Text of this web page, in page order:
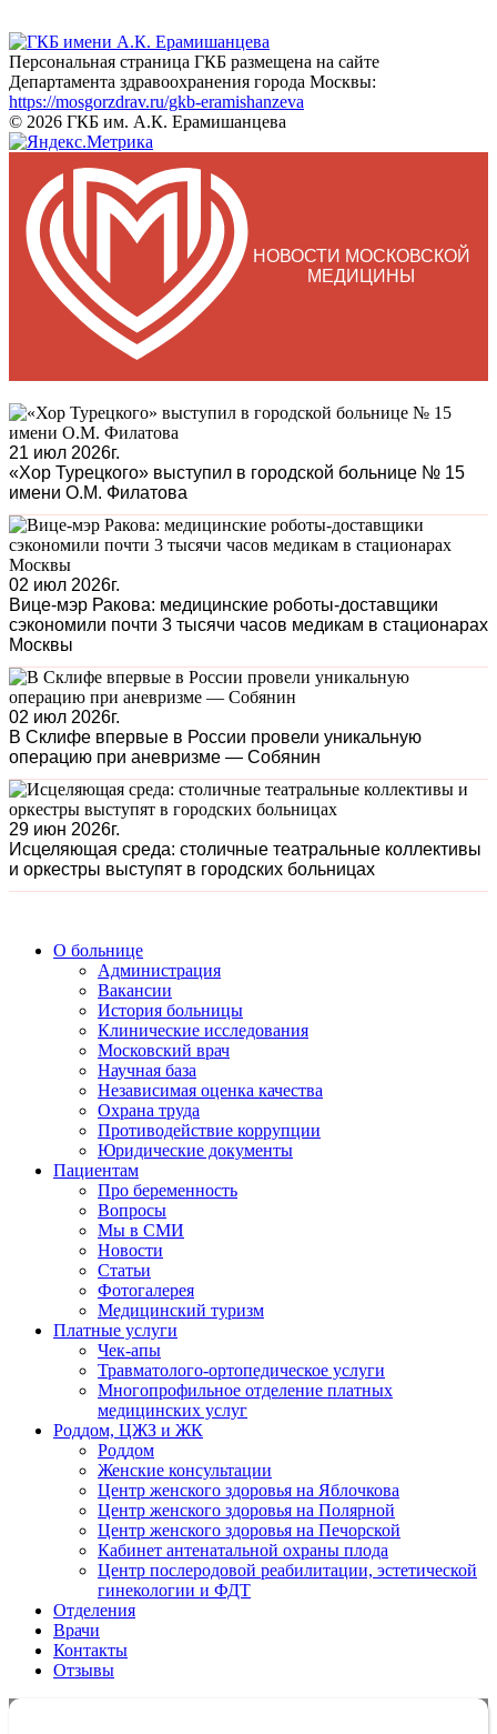
Персональная страница ГКБ размещена на сайте
Департамента здравоохранения города Москвы:
https://mosgorzdrav.ru/gkb-eramishanzeva
© 2026 ГКБ им. А.К. Ерамишанцева
НОВОСТИ МОСКОВСКОЙ
МЕДИЦИНЫ
21 июл 2026г.
«Хор Турецкого» выступил в городской больнице № 15
имени О.М. Филатова
02 июл 2026г.
Вице-мэр Ракова: медицинские роботы-доставщики
сэкономили почти 3 тысячи часов медикам в стационарах
Москвы
02 июл 2026г.
В Склифе впервые в России провели уникальную
операцию при аневризме — Собянин
29 июн 2026г.
Исцеляющая среда: столичные театральные коллективы
и оркестры выступят в городских больницах
О больнице
Администрация
Вакансии
История больницы
Клинические исследования
Московский врач
Научная база
Независимая оценка качества
Охрана труда
Противодействие коррупции
Юридические документы
Пациентам
Про беременность
Вопросы
Мы в СМИ
Новости
Статьи
Фотогалерея
Медицинский туризм
Платные услуги
Чек-апы
Травматолого-ортопедическое услуги
Многопрофильное отделение платных
медицинских услуг
Роддом, ЦЖЗ и ЖК
Роддом
Женские консультации
Центр женского здоровья на Яблочкова
Центр женского здоровья на Полярной
Центр женского здоровья на Печорской
Кабинет антенатальной охраны плода
Центр послеродовой реабилитации, эстетической
гинекологии и ФДТ
Отделения
Врачи
Контакты
Отзывы